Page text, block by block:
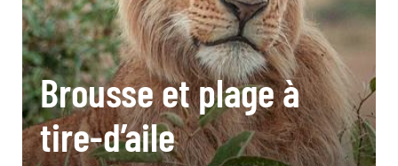
Brousse et plage à
tire-d’aile